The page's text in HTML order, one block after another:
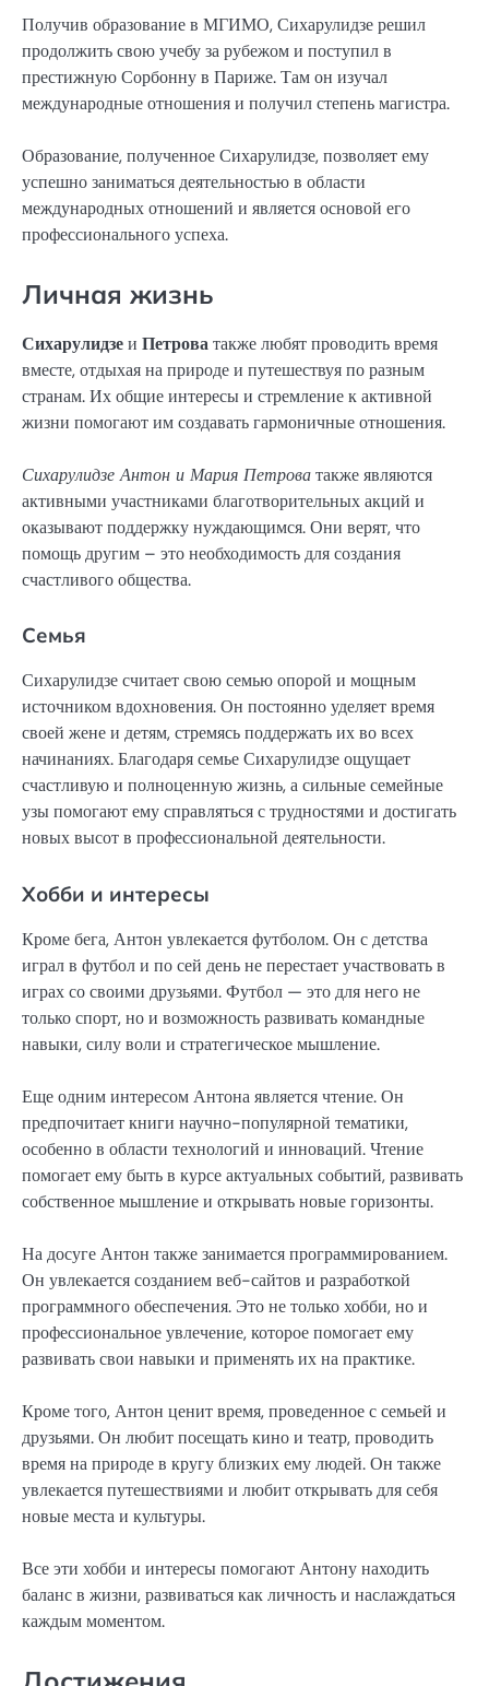
Получив образование в МГИМО, Сихарулидзе решил
продолжить свою учебу за рубежом и поступил в
престижную Сорбонну в Париже. Там он изучал
международные отношения и получил степень магистра.
Образование, полученное Сихарулидзе, позволяет ему
успешно заниматься деятельностью в области
международных отношений и является основой его
профессионального успеха.
Личная жизнь
Сихарулидзеи Петроватакже любят проводить время
вместе, отдыхая на природе и путешествуя по разным
странам. Их общие интересы и стремление к активной
жизни помогают им создавать гармоничные отношения.
Сихарулидзе Антон и Мария Петроватакже являются
активными участниками благотворительных акций и
оказывают поддержку нуждающимся. Они верят, что
помощь другим – это необходимость для создания
счастливого общества.
Семья
Сихарулидзе считает свою семью опорой и мощным
источником вдохновения. Он постоянно уделяет время
своей жене и детям, стремясь поддержать их во всех
начинаниях. Благодаря семье Сихарулидзе ощущает
счастливую и полноценную жизнь, а сильные семейные
узы помогают ему справляться с трудностями и достигать
новых высот в профессиональной деятельности.
Хобби и интересы
Кроме бега, Антон увлекается футболом. Он с детства
играл в футбол и по сей день не перестает участвовать в
играх со своими друзьями. Футбол — это для него не
только спорт, но и возможность развивать командные
навыки, силу воли и стратегическое мышление.
Еще одним интересом Антона является чтение. Он
предпочитает книги научно-популярной тематики,
особенно в области технологий и инноваций. Чтение
помогает ему быть в курсе актуальных событий, развивать
собственное мышление и открывать новые горизонты.
На досуге Антон также занимается программированием.
Он увлекается созданием веб-сайтов и разработкой
программного обеспечения. Это не только хобби, но и
профессиональное увлечение, которое помогает ему
развивать свои навыки и применять их на практике.
Кроме того, Антон ценит время, проведенное с семьей и
друзьями. Он любит посещать кино и театр, проводить
время на природе в кругу близких ему людей. Он также
увлекается путешествиями и любит открывать для себя
новые места и культуры.
Все эти хобби и интересы помогают Антону находить
баланс в жизни, развиваться как личность и наслаждаться
каждым моментом.